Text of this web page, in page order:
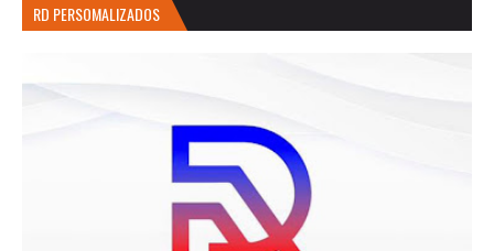
RD PERSOMALIZADOS